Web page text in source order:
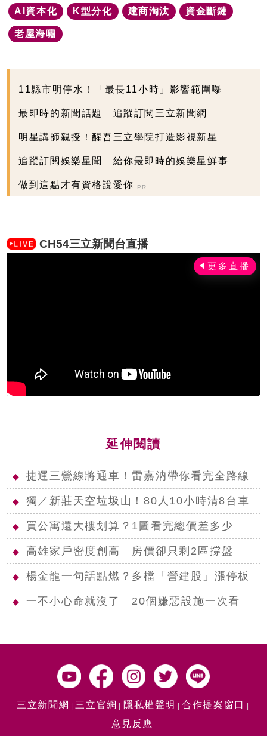
AI資本化 K型分化 建商淘汰 資金斷鏈
老屋海嘯
11縣市明停水！「最長11小時」影響範圍曝
最即時的新聞話題 追蹤訂閱三立新聞網
明星講師親授！醒吾三立學院打造影視新星
追蹤訂閱娛樂星聞 給你最即時的娛樂星鮮事
做到這點才有資格說愛你 PR
CH54三立新聞台直播
延伸閱讀
◆ 捷運三鶯線將通車！雷嘉汭帶你看完全路線
◆ 獨／新莊天空垃圾山！80人10小時清8台車
◆ 買公寓還大樓划算？1圖看完總價差多少
◆ 高雄家戶密度創高 房價卻只剩2區撐盤
◆ 楊金龍一句話點燃？多檔「營建股」漲停板
◆ 一不小心命就沒了 20個嫌惡設施一次看
三立新聞網 三立官網 隱私權聲明
合作提案窗口
意見反應